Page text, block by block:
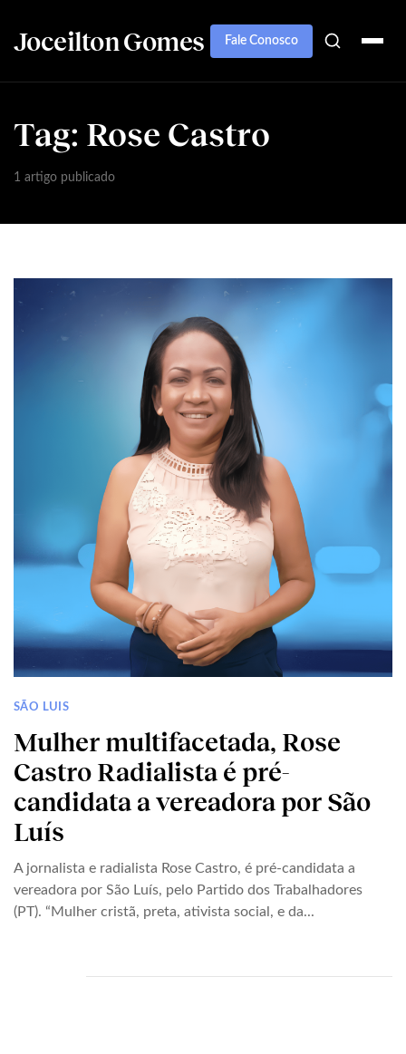
Joceilton Gomes Fale Conosco
Tag: Rose Castro
1 artigo publicado
SÃO LUIS
Mulher multifacetada, Rose
Castro Radialista é pré-
candidata a vereadora por São
Luís
A jornalista e radialista Rose Castro, é pré-candidata a
vereadora por São Luís, pelo Partido dos Trabalhadores
(PT). “Mulher cristã, preta, ativista social, e da...